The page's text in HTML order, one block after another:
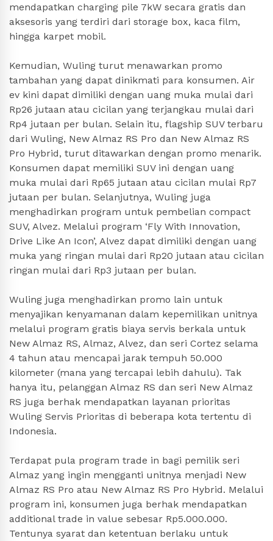
mendapatkan charging pile 7kW secara gratis dan
aksesoris yang terdiri dari storage box, kaca film,
hingga karpet mobil.
Kemudian, Wuling turut menawarkan promo
tambahan yang dapat dinikmati para konsumen. Air
ev kini dapat dimiliki dengan uang muka mulai dari
Rp26 jutaan atau cicilan yang terjangkau mulai dari
Rp4 jutaan per bulan. Selain itu, flagship SUV terbaru
dari Wuling, New Almaz RS Pro dan New Almaz RS
Pro Hybrid, turut ditawarkan dengan promo menarik.
Konsumen dapat memiliki SUV ini dengan uang
muka mulai dari Rp65 jutaan atau cicilan mulai Rp7
jutaan per bulan. Selanjutnya, Wuling juga
menghadirkan program untuk pembelian compact
SUV, Alvez. Melalui program ‘Fly With Innovation,
Drive Like An Icon’, Alvez dapat dimiliki dengan uang
muka yang ringan mulai dari Rp20 jutaan atau cicilan
ringan mulai dari Rp3 jutaan per bulan.
Wuling juga menghadirkan promo lain untuk
menyajikan kenyamanan dalam kepemilikan unitnya
melalui program gratis biaya servis berkala untuk
New Almaz RS, Almaz, Alvez, dan seri Cortez selama
4 tahun atau mencapai jarak tempuh 50.000
kilometer (mana yang tercapai lebih dahulu). Tak
hanya itu, pelanggan Almaz RS dan seri New Almaz
RS juga berhak mendapatkan layanan prioritas
Wuling Servis Prioritas di beberapa kota tertentu di
Indonesia.
Terdapat pula program trade in bagi pemilik seri
Almaz yang ingin mengganti unitnya menjadi New
Almaz RS Pro atau New Almaz RS Pro Hybrid. Melalui
program ini, konsumen juga berhak mendapatkan
additional trade in value sebesar Rp5.000.000.
Tentunya syarat dan ketentuan berlaku untuk